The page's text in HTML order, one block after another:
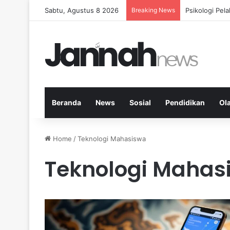
Sabtu, Agustus 8 2026 Breaking News Nutrisi
Beranda News Sosial Pendidikan
Home /Teknologi Mahasiswa
Teknologi